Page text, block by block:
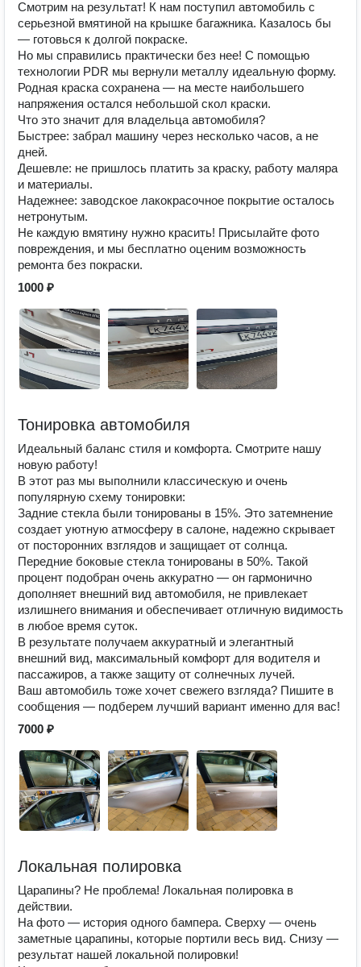
Смотрим на результат! К нам поступил автомобиль с
серьезной вмятиной на крышке багажника. Казалось бы
— готовься к долгой покраске.
Но мы справились практически без нее! С помощью
технологии PDR мы вернули металлу идеальную форму.
Родная краска сохранена — на месте наибольшего
напряжения остался небольшой скол краски.
Что это значит для владельца автомобиля?
Быстрее: забрал машину через несколько часов, а не
дней.
Дешевле: не пришлось платить за краску, работу маляра
и материалы.
Надежнее: заводское лакокрасочное покрытие осталось
нетронутым.
Не каждую вмятину нужно красить! Присылайте фото
повреждения, и мы бесплатно оценим возможность
ремонта без покраски.
1000 ₽
Тонировка автомобиля
Идеальный баланс стиля и комфорта. Смотрите нашу
новую работу!
В этот раз мы выполнили классическую и очень
популярную схему тонировки:
Задние стекла были тонированы в 15%. Это затемнение
создает уютную атмосферу в салоне, надежно скрывает
от посторонних взглядов и защищает от солнца.
Передние боковые стекла тонированы в 50%. Такой
процент подобран очень аккуратно — он гармонично
дополняет внешний вид автомобиля, не привлекает
излишнего внимания и обеспечивает отличную видимость
в любое время суток.
В результате получаем аккуратный и элегантный
внешний вид, максимальный комфорт для водителя и
пассажиров, а также защиту от солнечных лучей.
Ваш автомобиль тоже хочет свежего взгляда? Пишите в
сообщения — подберем лучший вариант именно для вас!
7000 ₽
Локальная полировка
Царапины? Не проблема! Локальная полировка в
действии.
На фото — история одного бампера. Сверху — очень
заметные царапины, которые портили весь вид. Снизу —
результат нашей локальной полировки!